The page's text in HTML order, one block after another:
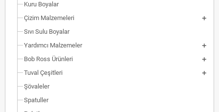
Kuru Boyalar
Çizim Malzemeleri
Sıvı Sulu Boyalar
Yardımcı Malzemeler
Bob Ross Ürünleri
Tuval Çeşitleri
Şövaleler
Spatuller